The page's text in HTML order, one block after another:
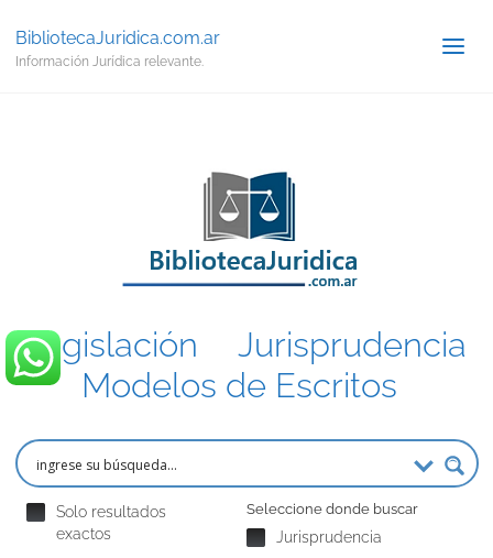
BibliotecaJuridica.com.ar
Información Jurídica relevante.
Legislación Jurisprudencia
Modelos de Escritos
Solo resultados
exactos
Seleccione donde buscar
Jurisprudencia